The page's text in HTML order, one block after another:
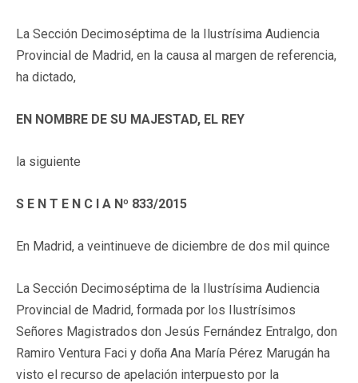
La Sección Decimoséptima de la Ilustrísima Audiencia
Provincial de Madrid, en la causa al margen de referencia,
ha dictado,
EN NOMBRE DE SU MAJESTAD, EL REY
la siguiente
S E N T E N C I A Nº 833/2015
En Madrid, a veintinueve de diciembre de dos mil quince
La Sección Decimoséptima de la Ilustrísima Audiencia
Provincial de Madrid, formada por los Ilustrísimos
Señores Magistrados don Jesús Fernández Entralgo, don
Ramiro Ventura Faci y doña Ana María Pérez Marugán ha
visto el recurso de apelación interpuesto por la